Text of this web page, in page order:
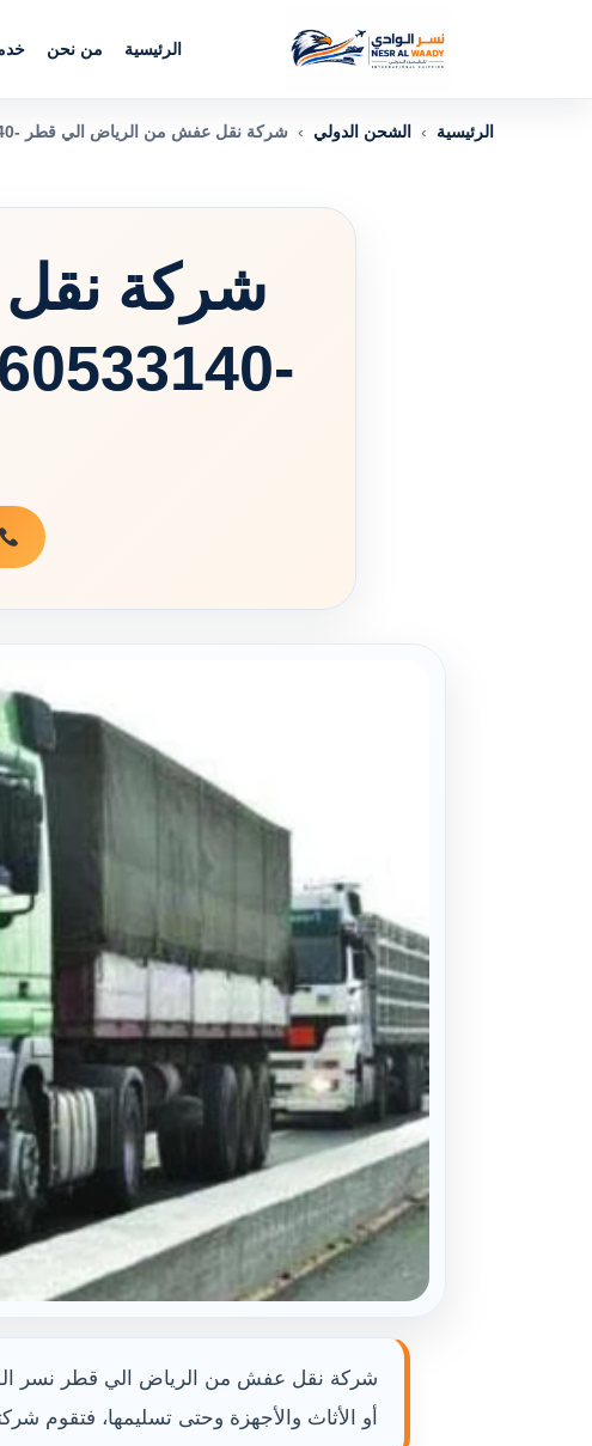
الرئيسية من نحن
الرئيسية › الشحن الدولي › شركة نقل عفش من الرياض الي قطر -0560533140 أسعار مرنة .. مدد توصيل سريعة
شركة
شركة نقل عفش من الرياض الي قطر نسر
أو الأثاث والأجهزة وحتى تسليمها، فتقوم